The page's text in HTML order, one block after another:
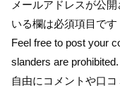
メールアドレスが公
いる欄は必須項目です
Feel free to post your
slanders are prohibited.
自由にコメントや口